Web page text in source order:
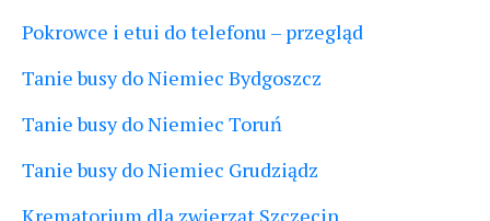
Pokrowce i etui do telefonu – przegląd
Tanie busy do Niemiec Bydgoszcz
Tanie busy do Niemiec Toruń
Tanie busy do Niemiec Grudziądz
Krematorium dla zwierząt Szczecin